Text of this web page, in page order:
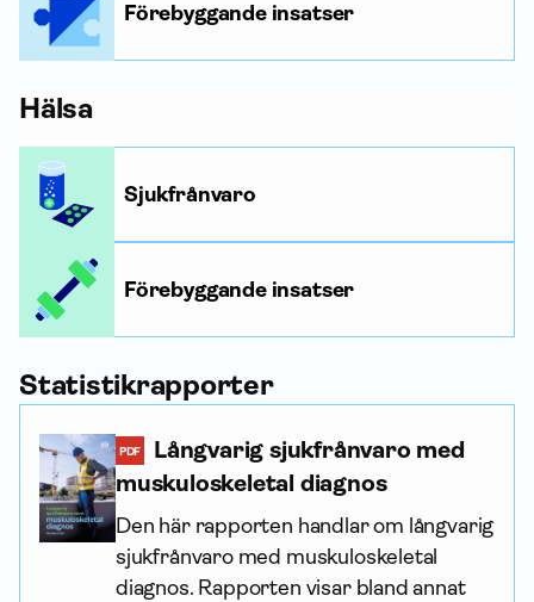
Förebyggande insatser
Hälsa
Sjukfrånvaro
Förebyggande insatser
Statistik­rapporter
PDF
Långvarig sjukfrånvaro med
muskuloskeletal diagnos
Den här rapporten handlar om långvarig
sjukfrånvaro med muskuloskeletal
diagnos. Rapporten visar bland annat